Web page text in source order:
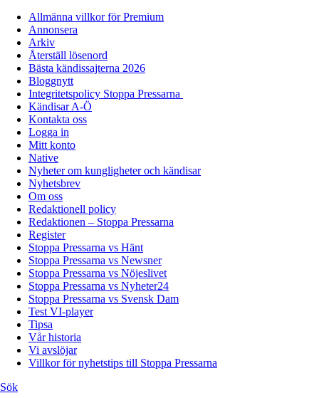
Allmänna villkor för Premium
Annonsera
Arkiv
Återställ lösenord
Bästa kändissajterna 2026
Bloggnytt
Integritetspolicy Stoppa Pressarna
Kändisar A-Ö
Kontakta oss
Logga in
Mitt konto
Native
Nyheter om kungligheter och kändisar
Nyhetsbrev
Om oss
Redaktionell policy
Redaktionen – Stoppa Pressarna
Register
Stoppa Pressarna vs Hänt
Stoppa Pressarna vs Newsner
Stoppa Pressarna vs Nöjeslivet
Stoppa Pressarna vs Nyheter24
Stoppa Pressarna vs Svensk Dam
Test VI-player
Tipsa
Vår historia
Vi avslöjar
Villkor för nyhetstips till Stoppa Pressarna
Sök